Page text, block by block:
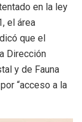
en la ley
el área
que el
Dirección
y de Fauna
“acceso a la